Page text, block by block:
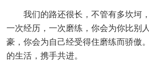
我们的路还很长，不管有多坎坷
一次经历，一次磨练，你会为你比别
豪，你会为自己经受得住磨练而骄傲
的生活，携手共进。